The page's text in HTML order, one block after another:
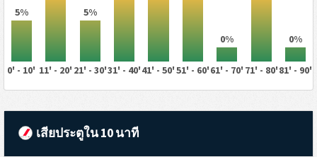
5% 5%
0% 0%
0' - 10' 11' - 20' 21' - 30'31' - 40'41' - 50'51' - 60'61' - 70' 71' - 80'81' - 90'
เสียประตูใน 10 นาที